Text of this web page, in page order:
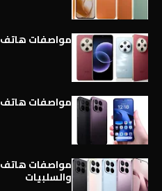
مواصفات هاتف Xiaomi Redmi 17C كاملة
مواصفات هاتف Xiaomi 17T Pro كاملة
والسلبيات